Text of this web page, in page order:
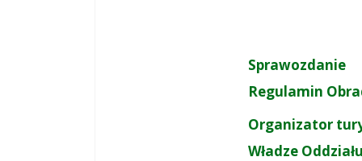
Sprawozdanie
Regulamin
Organizator
Władze